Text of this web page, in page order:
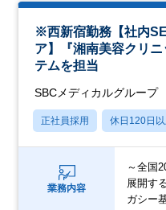
※西新宿勤務【社内
ア】『湘南美容クリ
テムを担当
SBCメディカルグループ
正社員採用 休日120日
業務内容
～全国
展開す
ガシー